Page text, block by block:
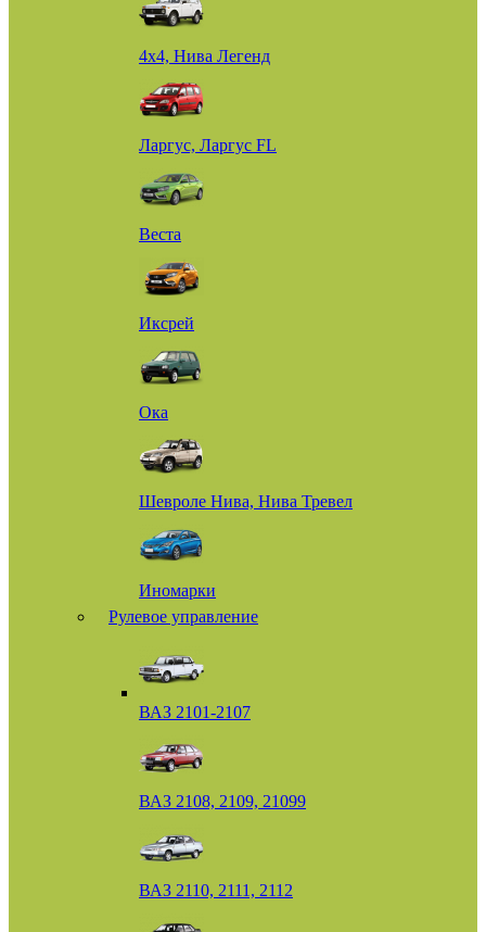
4х4, Нива Легенд
Ларгус, Ларгус FL
Веста
Иксрей
Ока
Шевроле Нива, Нива Тревел
Иномарки
Рулевое управление
ВАЗ 2101-2107
ВАЗ 2108, 2109, 21099
ВАЗ 2110, 2111, 2112